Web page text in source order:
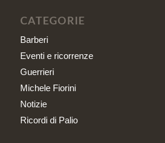
CATEGORIE
Barberi
Eventi e ricorrenze
Guerrieri
Michele Fiorini
Notizie
Ricordi di Palio